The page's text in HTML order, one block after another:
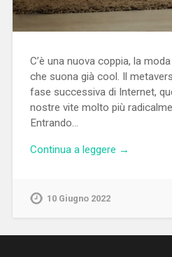
C’è una nuova coppia, la
che suona già cool. Il
fase successiva di Internet,
nostre vite molto più
Entrando…
Continua a leggere →
10 Giugno 2022